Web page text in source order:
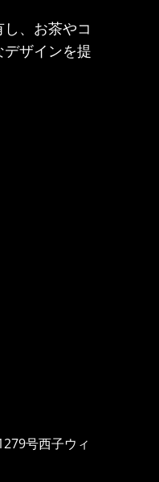
、お茶やコ
ザインを提
号西子ウィ